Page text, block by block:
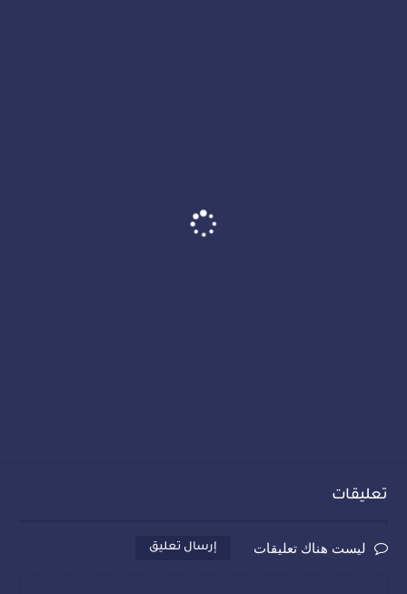
تعليقات
ليست هناك تعليقات إرسال تعليق